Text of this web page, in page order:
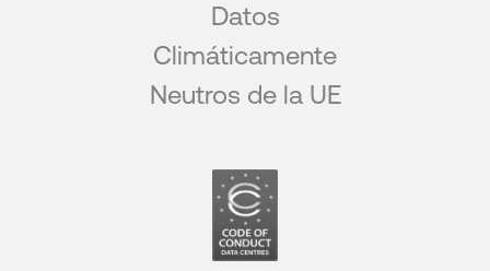
Datos
Climáticamente
Neutros de la UE